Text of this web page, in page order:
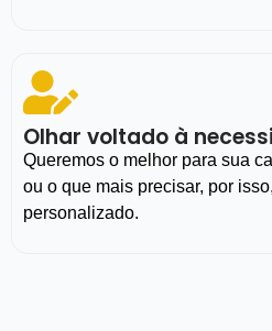
Olhar voltado à
Queremos o melhor para sua
ou o que mais precisar, por
personalizado.